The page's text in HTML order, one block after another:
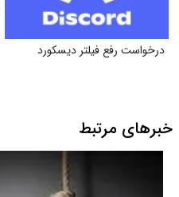
درخواست رفع فیلتر دیسکورد
خبرهای مرتبط